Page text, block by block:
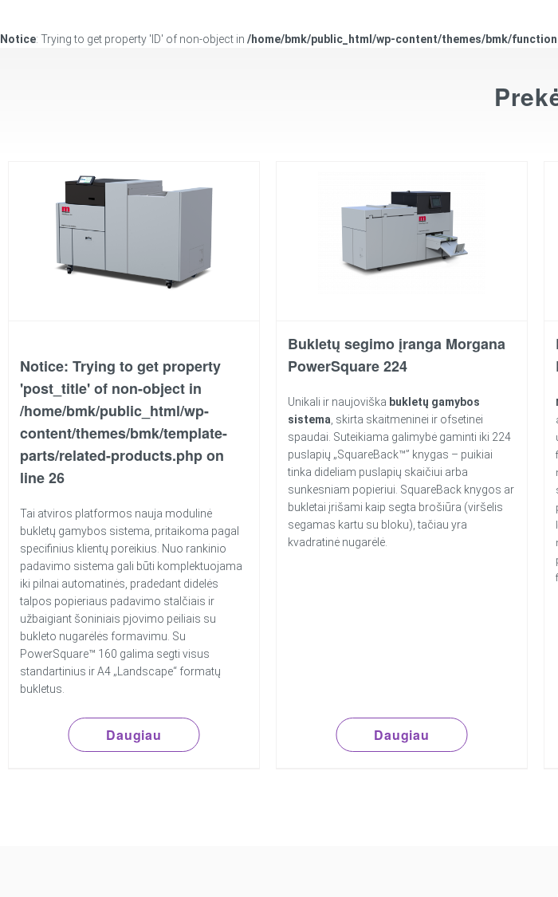
Notice: Trying to get property 'ID' of non-object in /home/bmk/public_html/wp-content/themes/bmk/
Notice: Trying to get property
'post_title' of non-object in
/home/bmk/public_html/wp-
content/themes/bmk/template-
parts/related-products.phpon
line26
Tai atviros platformos nauja modulinė
bukletų gamybos sistema, pritaikoma pagal
specifinius klientų poreikius. Nuo rankinio
padavimo sistema gali būti komplektuojama
iki pilnai automatinės, pradedant didelės
talpos popieriaus padavimo stalčiais ir
užbaigiant šoniniais pjovimo peiliais su
bukleto nugarėlės formavimu. Su
PowerSquare™ 160 galima segti visus
standartinius ir A4 „Landscape“ formatų
bukletus.
Daugiau
Bukletų segimo įranga Morgana
PowerSquare 224
Unikali ir naujoviška bukletų gamybos
sistema , skirta skaitmeninei ir ofsetinei
spaudai. Suteikiama galimybė gaminti iki 224
puslapių „SquareBack™” knygas – puikiai
tinka dideliam puslapių skaičiui arba
sunkesniam popieriui. SquareBack knygos ar
bukletai įrišami kaip segta brošiūra (viršelis
segamas kartu su bloku), tačiau yra
kvadratinė nugarėlė.
Daugiau